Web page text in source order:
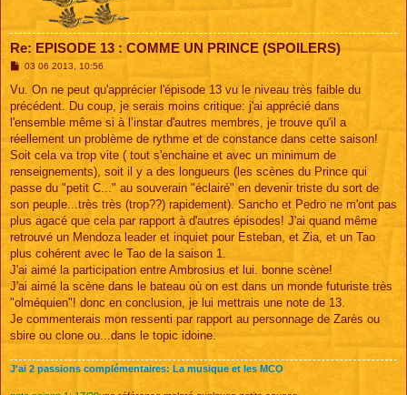
Re: EPISODE 13 : COMME UN PRINCE (SPOILERS)
M
s
a
g
03 06 2013, 10:56
Vu. On ne peut qu'apprécier l'épisode 13 vu le niveau très faible du
précédent. Du coup, je serais moins critique: j'ai apprécié dans
l'ensemble même si à l’instar d'autres membres, je trouve qu'il a
réellement un problème de rythme et de constance dans cette saison!
Soit cela va trop vite ( tout s'enchaine et avec un minimum de
renseignements), soit il y a des longueurs (les scènes du Prince qui
passe du "petit C..." au souverain "éclairé" en devenir triste du sort de
son peuple...très très (trop??) rapidement). Sancho et Pedro ne m'ont pas
plus agacé que cela par rapport à d'autres épisodes! J'ai quand même
retrouvé un Mendoza leader et inquiet pour Esteban, et Zia, et un Tao
plus cohérent avec le Tao de la saison 1.
J'ai aimé la participation entre Ambrosius et lui. bonne scène!
J'ai aimé la scène dans le bateau où on est dans un monde futuriste très
"olméquien"! donc en conclusion, je lui mettrais une note de 13.
Je commenterais mon ressenti par rapport au personnage de Zarès ou
sbire ou clone ou...dans le topic idoine.
J'ai 2 passions complémentaires: La musique et les MCO